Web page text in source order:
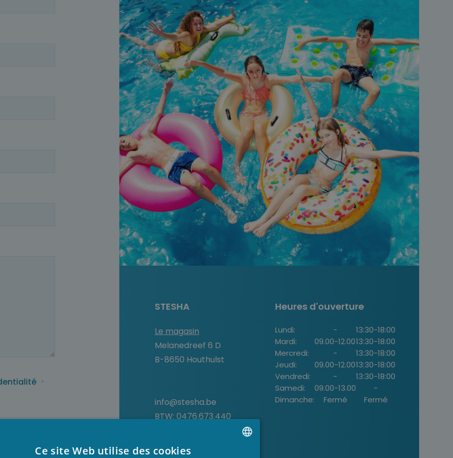
STESHA
Le magasin
Melanedreef 6 D
B-8650 Houthulst
info@stesha.be
BTW: 0476.673.440
Heures d'ouverture
Lundi: - 13:30-18:00
Mardi:
09.00-12.0013:30-18:00
Mercredi:
- 13:30-18:00
Jeudi:
09.00-12.0013:30-18:00
Vendredi:
- 13:30-18:00
Samedi:
09.00-13.00
-
Dimanche:
Fermé Fermé
*
Ce site Web utilise des cookies